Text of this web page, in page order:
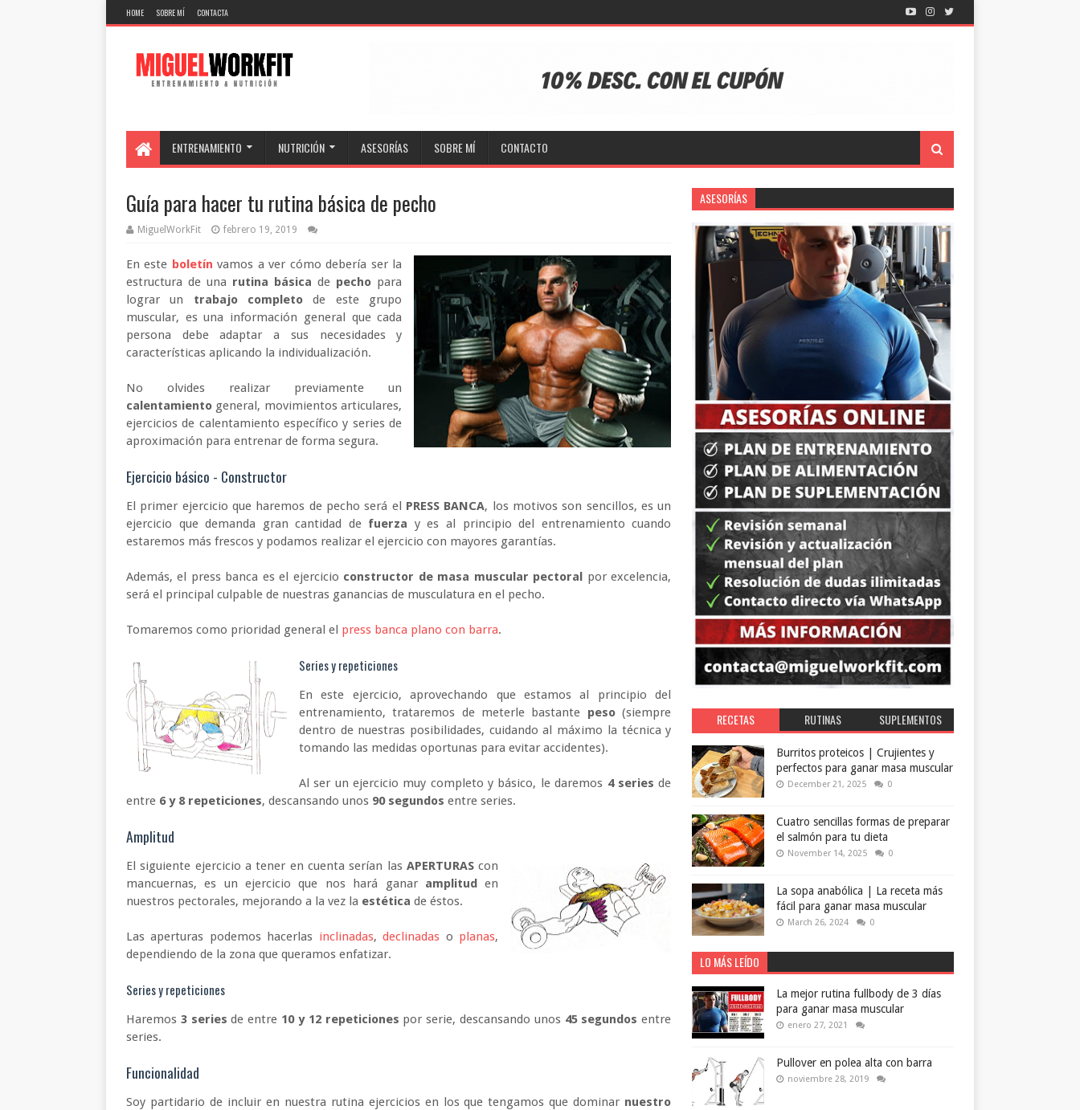
HOME SOBRE MÍ CONTACTA
ENTRENAMIENTO NUTRICIÓN ASESORÍAS SOBRE MÍ CONTACTO
Guía para hacer tu rutina básica de pecho
MiguelWorkFit febrero 19, 2019
En este boletín vamos a ver cómo debería ser la
estructura de una rutina básica de pecho para
lograr un trabajo completo de este grupo
muscular, es una información general que cada
persona debe adaptar a sus necesidades y
características aplicando la individualización.
No olvides realizar previamente un
calentamiento general, movimientos articulares,
ejercicios de calentamiento específico y series de
aproximación para entrenar de forma segura.
Ejercicio básico - Constructor
El primer ejercicio que haremos de pecho será el PRESS BANCA, los motivos son sencillos, es un
ejercicio que demanda gran cantidad de fuerza y es al principio del entrenamiento cuando
estaremos más frescos y podamos realizar el ejercicio con mayores garantías.
Además, el press banca es el ejercicio constructor de masa muscular pectoral por excelencia,
será el principal culpable de nuestras ganancias de musculatura en el pecho.
Tomaremos como prioridad general el press banca plano con barra.
Series y repeticiones
En este ejercicio, aprovechando que estamos al principio del
entrenamiento, trataremos de meterle bastante peso(siempre
dentro de nuestras posibilidades, cuidando al máximo la técnica y
tomando las medidas oportunas para evitar accidentes).
Al ser un ejercicio muy completo y básico, le daremos 4 series de
entre 6 y 8 repeticiones, descansando unos 90 segundos entre series.
Amplitud
El siguiente ejercicio a tener en cuenta serían las APERTURAScon
mancuernas, es un ejercicio que nos hará ganar amplituden
nuestros pectorales, mejorando a la vez la estética de éstos.
Las aperturas podemos hacerlas inclinadas,declinadas o planas,
dependiendo de la zona que queramos enfatizar.
Series y repeticiones
Haremos 3 series de entre 10 y 12 repeticiones por serie, descansando unos 45 segundos entre
series.
Funcionalidad
Soy partidario de incluir en nuestra rutina ejercicios en los que tengamos que dominar nuestro
ASESORÍAS
RECETAS RUTINAS SUPLEMENTOS
Burritos proteicos | Crujientes y
perfectos para ganar masa muscular
December 21, 2025 0
Cuatro sencillas formas de preparar
el salmón para tu dieta
November 14, 2025 0
La sopa anabólica | La receta más
fácil para ganar masa muscular
March 26, 2024 0
LO MÁS LEÍDO
La mejor rutina fullbody de 3 días
para ganar masa muscular
enero 27, 2021
Pullover en polea alta con barra
noviembre 28, 2019